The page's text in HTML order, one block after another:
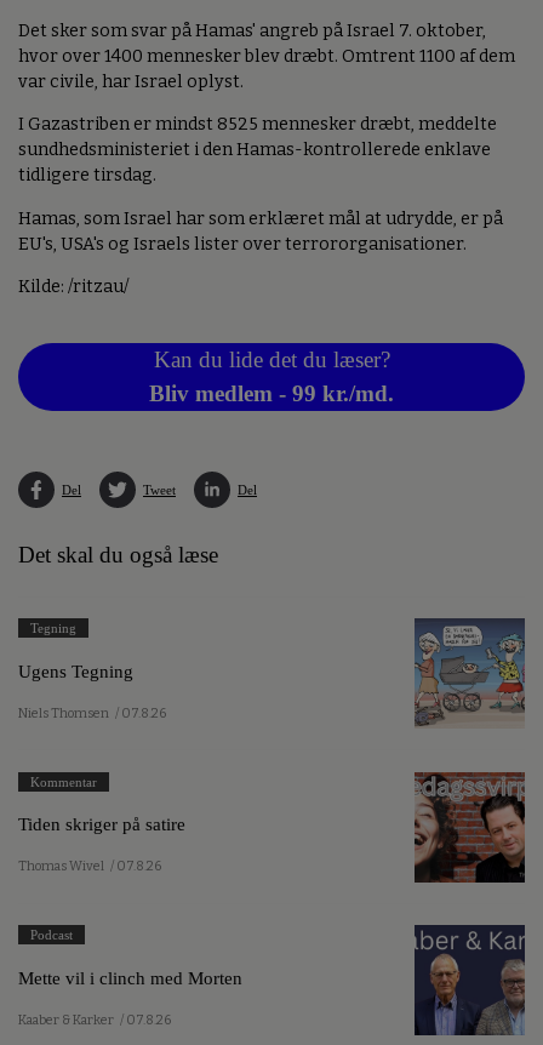
Det sker som svar på Hamas' angreb på Israel 7. oktober,
hvor over 1400 mennesker blev dræbt. Omtrent 1100 af dem
var civile, har Israel oplyst.
I Gazastriben er mindst 8525 mennesker dræbt, meddelte
sundhedsministeriet i den Hamas-kontrollerede enklave
tidligere tirsdag.
Hamas, som Israel har som erklæret mål at udrydde, er på
EU's, USA's og Israels lister over terrororganisationer.
Kilde: /ritzau/
Kan du lide det du læser?
Bliv medlem - 99 kr./md.
Del Tweet Del
Det skal du også læse
Tegning
Ugens Tegning
Niels Thomsen / 07.8.26
Kommentar
Tiden skriger på satire
Thomas Wivel / 07.8.26
Podcast
Mette vil i clinch med Morten
Kaaber & Karker / 07.8.26